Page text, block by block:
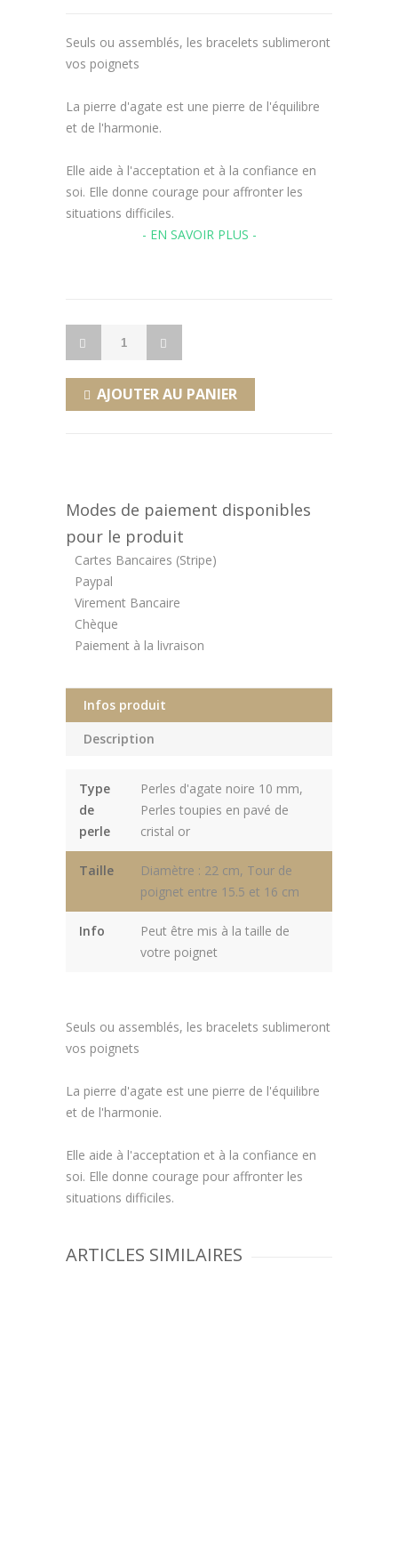
Seuls ou assemblés, les bracelets sublimeront
vos poignets
La pierre d'agate est une pierre de l'équilibre
et de l'harmonie.
Elle aide à l'acceptation et à la confiance en
soi. Elle donne courage pour affronter les
situations difficiles.
- EN SAVOIR PLUS -
AJOUTER AU PANIER
Modes de paiement disponibles
pour le produit
Cartes Bancaires (Stripe)
Paypal
Virement Bancaire
Chèque
Paiement à la livraison
Infos produit
Description
Type
de
perle
Perles d'agate noire 10 mm,
Perles toupies en pavé de
cristal or
Taille
Diamètre : 22 cm, Tour de
poignet entre 15.5 et 16 cm
Info
Peut être mis à la taille de
votre poignet
Seuls ou assemblés, les bracelets sublimeront
vos poignets
La pierre d'agate est une pierre de l'équilibre
et de l'harmonie.
Elle aide à l'acceptation et à la confiance en
soi. Elle donne courage pour affronter les
situations difficiles.
ARTICLES SIMILAIRES